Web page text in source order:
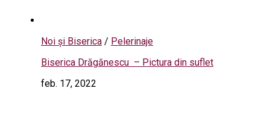
Noi și Biserica / Pelerinaje
Biserica Drăgănescu – Pictura din suflet
feb. 17, 2022